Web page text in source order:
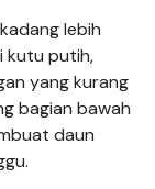
lebih
kutu putih,
yang kurang
bagian bawah
daun